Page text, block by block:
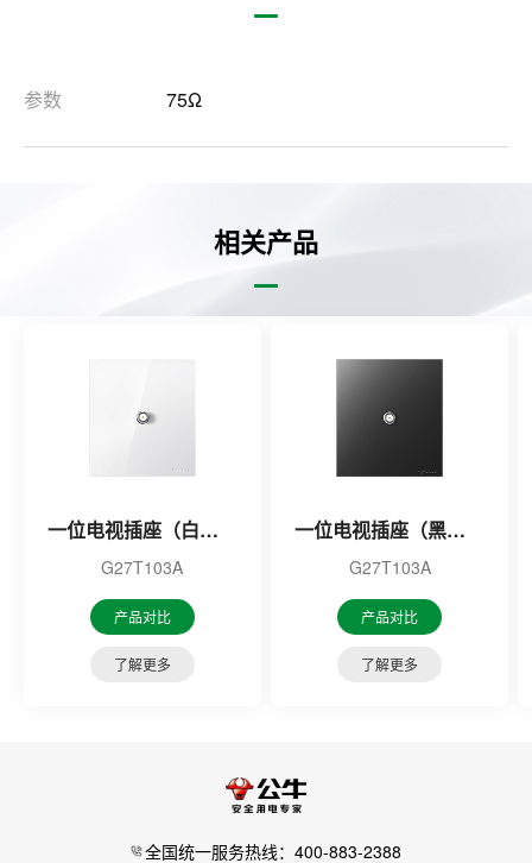
参数 75Ω
相关产品
一位电视插座（白色）
G27T103A
产品对比
了解更多
一位电视插座（黑色）
G27T103A
产品对比
了解更多
全国统一服务热线：400-883-2388